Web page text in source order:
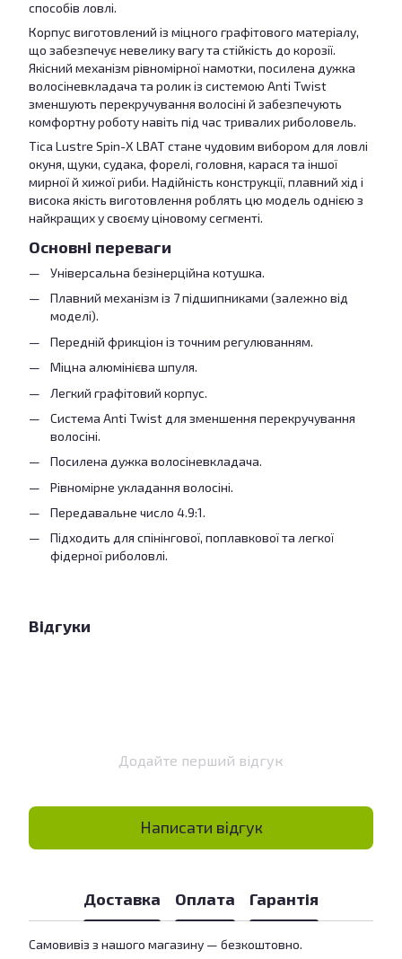
способів ловлі.
Корпус виготовлений із міцного графітового матеріалу,
що забезпечує невелику вагу та стійкість до корозії.
Якісний механізм рівномірної намотки, посилена дужка
волосіневкладача та ролик із системою Anti Twist
зменшують перекручування волосіні й забезпечують
комфортну роботу навіть під час тривалих риболовель.
Tica Lustre Spin-X LBAT стане чудовим вибором для ловлі
окуня, щуки, судака, форелі, головня, карася та іншої
мирної й хижої риби. Надійність конструкції, плавний хід і
висока якість виготовлення роблять цю модель однією з
найкращих у своєму ціновому сегменті.
Основні переваги
Універсальна безінерційна котушка.
Плавний механізм із 7 підшипниками (залежно від
моделі).
Передній фрикціон із точним регулюванням.
Міцна алюмінієва шпуля.
Легкий графітовий корпус.
Система Anti Twist для зменшення перекручування
волосіні.
Посилена дужка волосіневкладача.
Рівномірне укладання волосіні.
Передавальне число 4.9:1.
Підходить для спінінгової, поплавкової та легкої
фідерної риболовлі.
Відгуки
Додайте перший відгук
Написати відгук
Доставка Оплата Гарантія
Самовивіз з нашого магазину — безкоштовно.